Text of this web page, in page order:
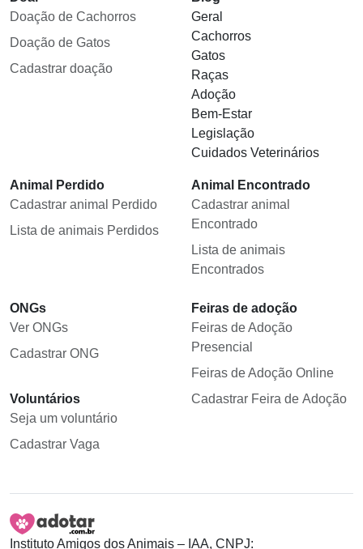
Doação de Cachorros
Doação de Gatos
Cadastrar doação
Geral
Cachorros
Gatos
Raças
Adoção
Bem-Estar
Legislação
Cuidados Veterinários
Animal Perdido
Cadastrar animal Perdido
Lista de animais Perdidos
Animal Encontrado
Cadastrar animal
Encontrado
Lista de animais
Encontrados
ONGs
Ver ONGs
Cadastrar ONG
Voluntários
Seja um voluntário
Cadastrar Vaga
Feiras de adoção
Feiras de Adoção
Presencial
Feiras de Adoção Online
Cadastrar Feira de Adoção
Instituto Amigos dos Animais – IAA, CNPJ: